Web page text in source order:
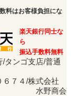
料はお客様負担にな
楽天銀行同士な
ら
振込手数料無料
/タンゴ支店/普通
６７４/株式会社
水野商会